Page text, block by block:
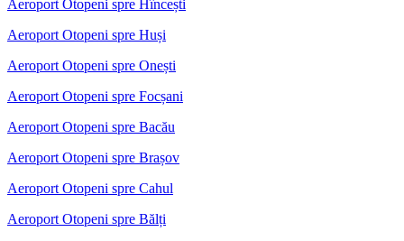
Aeroport Otopeni spre Hîncești
Aeroport Otopeni spre Huși
Aeroport Otopeni spre Onești
Aeroport Otopeni spre Focșani
Aeroport Otopeni spre Bacău
Aeroport Otopeni spre Brașov
Aeroport Otopeni spre Cahul
Aeroport Otopeni spre Bălți